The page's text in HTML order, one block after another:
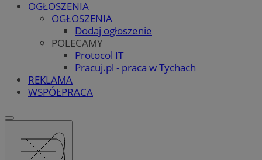
OGŁOSZENIA
OGŁOSZENIA
Dodaj ogłoszenie
POLECAMY
Protocol IT
Pracuj.pl - praca w Tychach
REKLAMA
WSPÓŁPRACA